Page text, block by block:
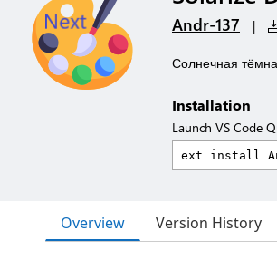
Andr-137 |
Солнечная
Installation
Launch VS Code
Overview Version History